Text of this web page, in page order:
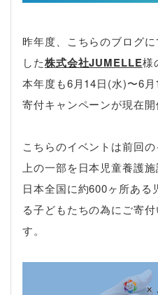
昨年度、こちらのブログ
した株式会社JUMELLE様
本年度も6月14日(水)〜6
寄付キャンペーンが現在開
こちらのイベントは前回
上の一部を日本児童養護
日本全国に約600ヶ所ある
る子どもたちの為にご寄
す。